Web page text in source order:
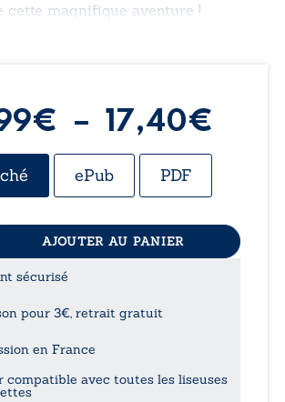
cette magnifique aventure !
€ – 17,40€
de
ePub PDF
AJOUTER AU PANIER
sécurisé
pour 3€, retrait gratuit
en France
compatible avec toutes les liseuses